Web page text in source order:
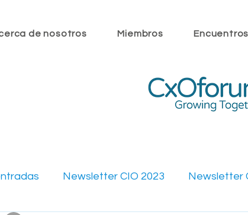
de nosotros Miembros Encuentros
Newsletter CIO 2023 Newsletter